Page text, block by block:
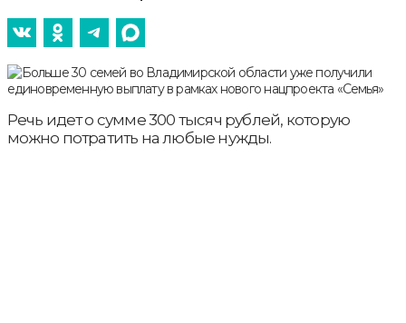
Речь идет о сумме 300 тысяч рублей, которую
можно потратить на любые нужды.